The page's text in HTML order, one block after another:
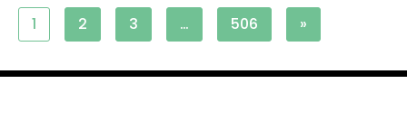
1 2 3 … 506 »